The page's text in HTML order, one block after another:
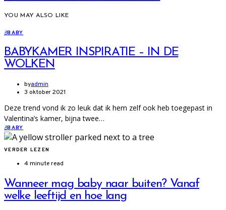
YOU MAY ALSO LIKE
BBABY
BABYKAMER INSPIRATIE – IN DE
WOLKEN
byadmin
3 oktober 2021
Deze trend vond ik zo leuk dat ik hem zelf ook heb toegepast in
Valentina’s kamer, bijna twee…
BBABY
VERDER LEZEN
4 minute read
Wanneer mag baby naar buiten? Vanaf
welke leeftijd en hoe lang